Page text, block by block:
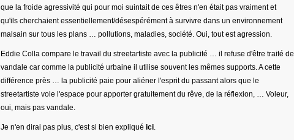
que la froide agressivité qui pour moi suintait de ces êtres n'en était pas vraiment et
qu'ils cherchaient essentiellement/désespérément à survivre dans un environnement
malsain sur tous les plans … pollutions, maladies, société. Oui, tout est agression.
Eddie Colla compare le travail du streetartiste avec la publicité … il refuse d'être traité de
vandale car comme la publicité urbaine il utilise souvent les mêmes supports. A cette
différence près … la publicité paie pour aliéner l'esprit du passant alors que le
streetartiste vole l'espace pour apporter gratuitement du rêve, de la réflexion, … Voleur,
oui, mais pas vandale.
Je n'en dirai pas plus, c'est si bien expliqué ici.